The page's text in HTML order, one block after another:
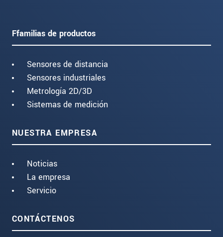
Ffamilias de productos
Sensores de distancia
Sensores industriales
Metrología 2D/3D
Sistemas de medición
NUESTRA EMPRESA
Noticias
La empresa
Servicio
CONTÁCTENOS